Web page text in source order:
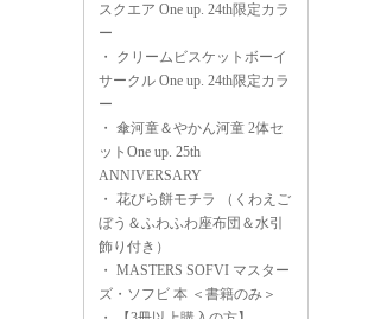
スクエア One up. 24th限定カラ
ー
・ クリームビスケットボーイ
サークル One up. 24th限定カラ
ー
・ 傘河童＆やかん河童 2体セ
ットOne up. 25th
ANNIVERSARY
・ 花びら餅モチラ （くわえご
ぼう＆ふわふわ座布団＆水引
飾り付き）
・ MASTERS SOFVI マスター
ズ・ソフビ 本 ＜書籍のみ＞